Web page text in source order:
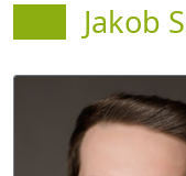
Jakob